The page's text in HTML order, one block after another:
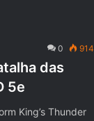
0 914
das
5e
King’s Thunder